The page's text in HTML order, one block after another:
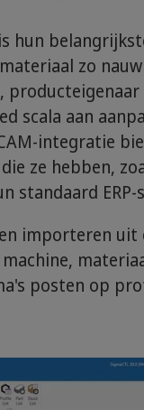
hun
zo
scala aan
integratie
ze hebben,
standaard ERP-
importeren
posten op